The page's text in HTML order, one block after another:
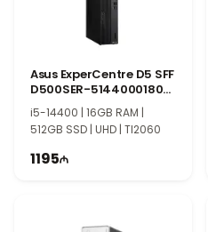
Asus ExperCentre D5 SFF
D500SER-5144000180
90PF04K1-M004W0
i5-14400 | 16GB RAM |
512GB SSD | UHD | TI2060
1195